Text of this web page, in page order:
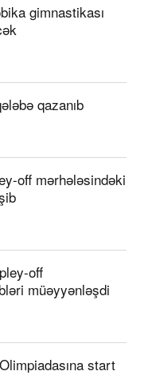
gimnastikası
qazanıb
off mərhələsindəki
off
müəyyənləşdi
start